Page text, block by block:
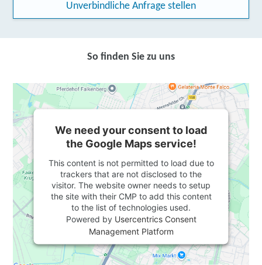
Unverbindliche Anfrage stellen
So finden Sie zu uns
We need your consent to load
the Google Maps service!
This content is not permitted to load due to
trackers that are not disclosed to the
visitor. The website owner needs to setup
the site with their CMP to add this content
to the list of technologies used.
Powered by Usercentrics Consent
Management Platform